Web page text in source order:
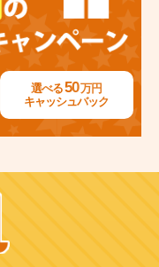
選べる50万円
キャッシュバック